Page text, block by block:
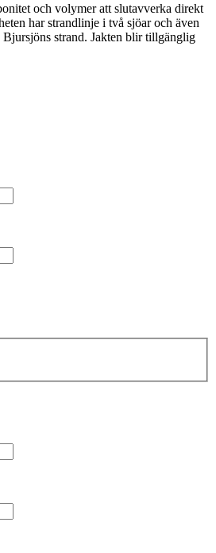
och volymer att slutavverka direkt
har strandlinje i två sjöar och även
strand. Jakten blir tillgänglig